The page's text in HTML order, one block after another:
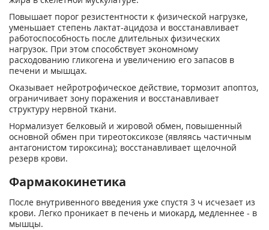
Повышает порог резистентности к физической нагрузке,
уменьшает степень лактат-ацидоза и восстанавливает
работоспособность после длительных физических
нагрузок. При этом способствует экономному
расходованию гликогена и увеличению его запасов в
печени и мышцах.
Оказывает нейротрофическое действие, тормозит апоптоз,
ограничивает зону поражения и восстанавливает
структуру нервной ткани.
Нормализует белковый и жировой обмен, повышенный
основной обмен при тиреотоксикозе (являясь частичным
антагонистом тироксина); восстанавливает щелочной
резерв крови.
Фармакокинетика
После внутривенного введения уже спустя 3 ч исчезает из
крови. Легко проникает в печень и миокард, медленнее - в
мышцы.